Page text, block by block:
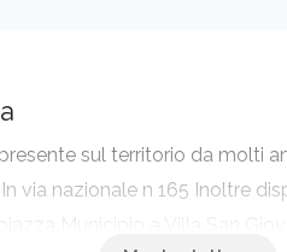
sul territorio da molti
via nazionale n 165 Inoltre